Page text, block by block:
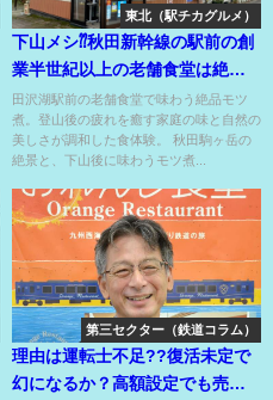
東北（駅チカグルメ）
下山メシ⁇秋田新幹線の駅前の創
業半世紀以上の老舗食堂は絶品
モツ煮が看板メニュー⁇
田沢湖駅前の老舗食堂で味わう絶品モツ
煮。登山後の疲れを癒す家庭の味と自然の
美しさが調和した食体験。 秋田駒ヶ岳の
絶景と、下山後に味わうモツ煮...
第三セクター（鉄道コラム）
理由は運転士不足??復活未定で
幻になるか？高額設定でも売れ